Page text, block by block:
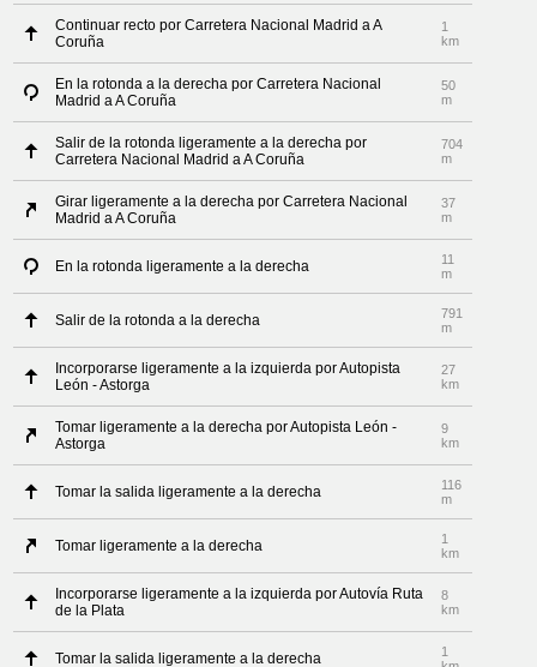
Continuar recto por Carretera Nacional Madrid a A
Coruña
1
km
En la rotonda a la derecha por Carretera Nacional
Madrid a A Coruña
50
m
Salir de la rotonda ligeramente a la derecha por
Carretera Nacional Madrid a A Coruña
704
m
Girar ligeramente a la derecha por Carretera Nacional
Madrid a A Coruña
37
m
En la rotonda ligeramente a la derecha
11
m
Salir de la rotonda a la derecha
791
m
Incorporarse ligeramente a la izquierda por Autopista
León - Astorga
27
km
Tomar ligeramente a la derecha por Autopista León -
Astorga
9
km
Tomar la salida ligeramente a la derecha
116
m
Tomar ligeramente a la derecha
1
km
Incorporarse ligeramente a la izquierda por Autovía Ruta
de la Plata
8
km
Tomar la salida ligeramente a la derecha
1